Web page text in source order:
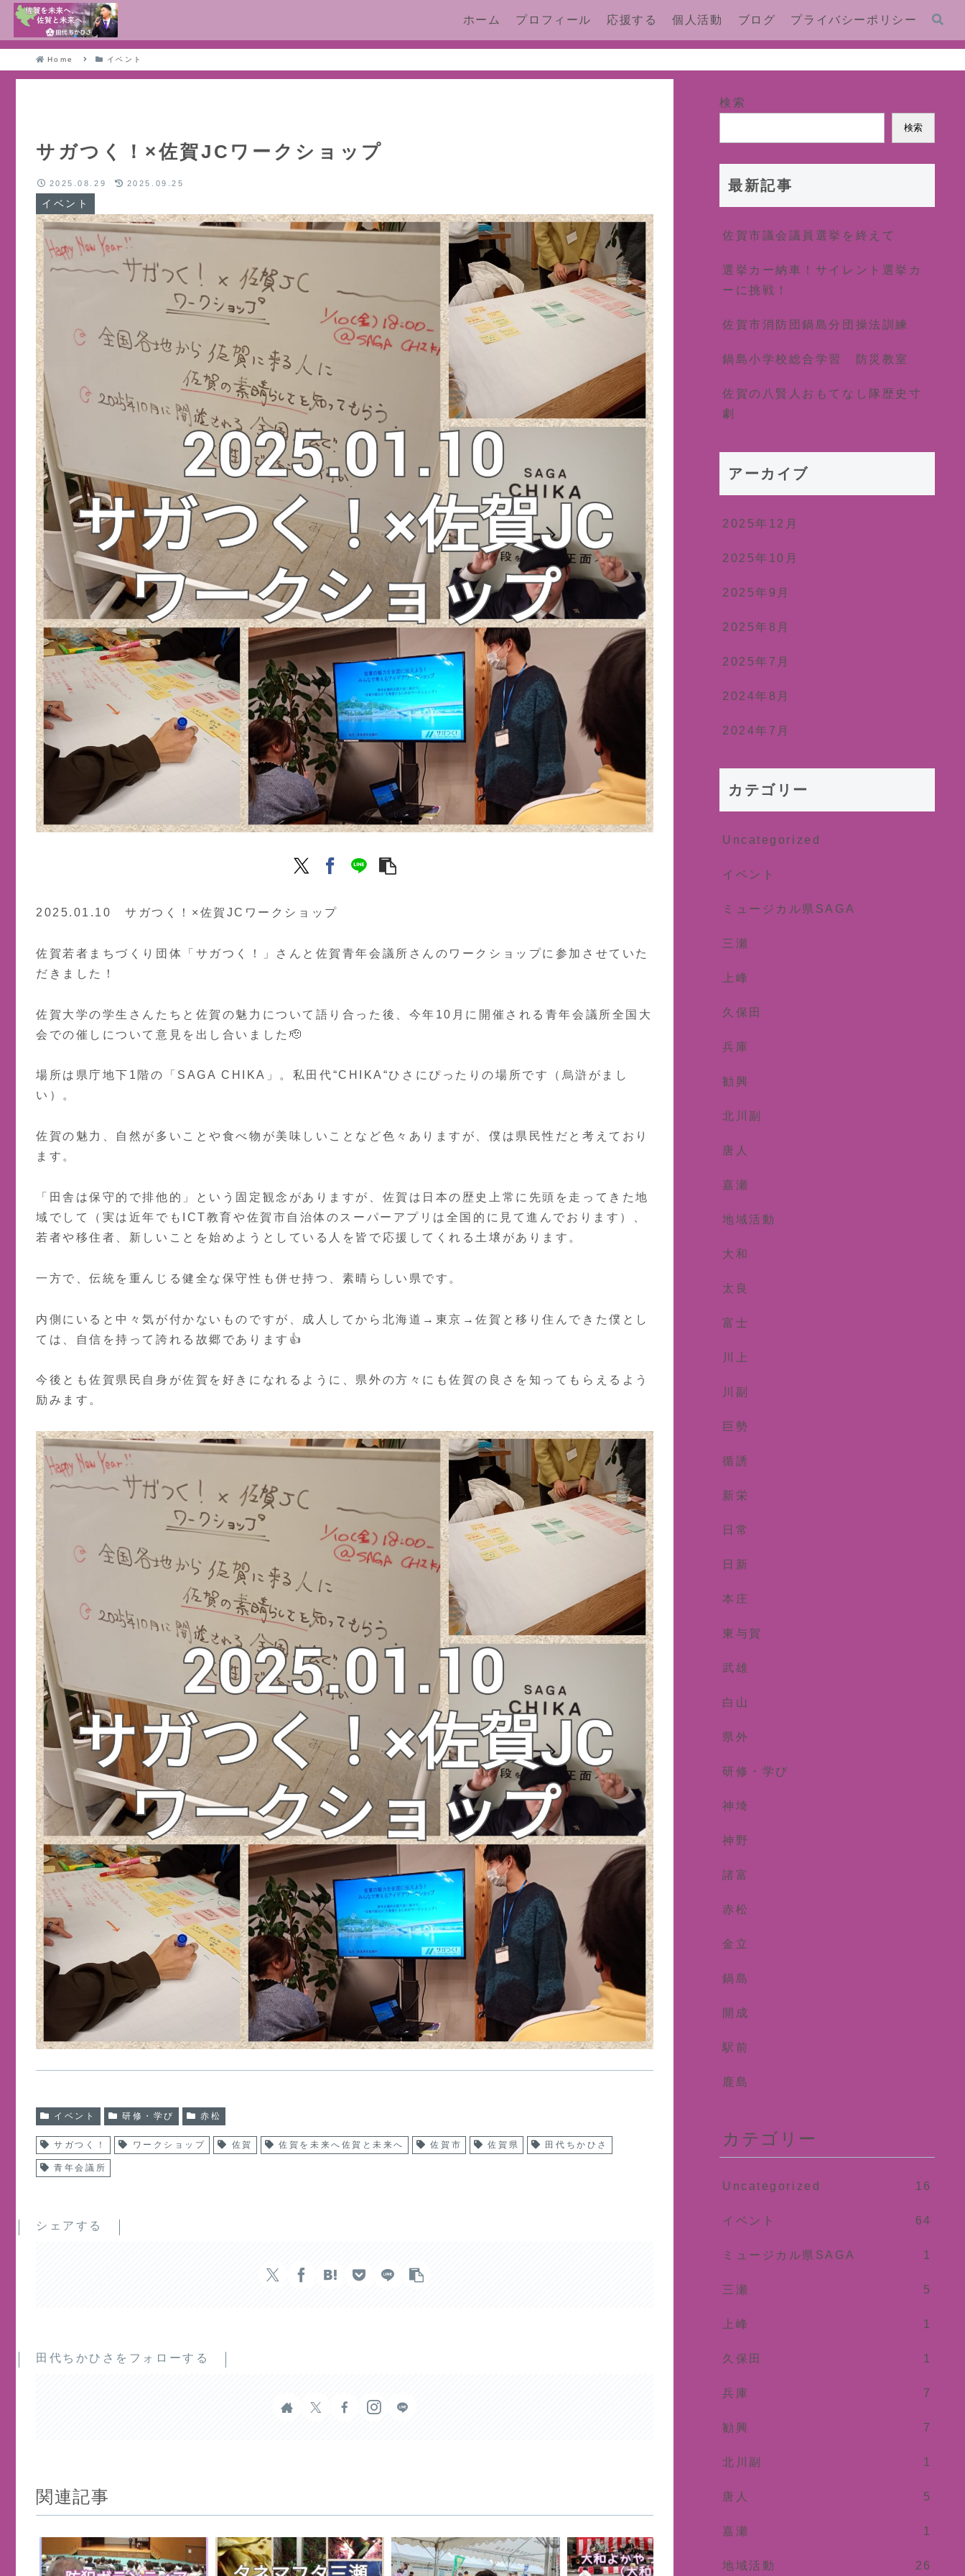
ホーム プロフィール 応援する 個人活動 ブログ プライバシーポリシー
Home イベント
サガつく！×佐賀JCワークショップ
イベント
2025.08.29 2025.09.25
2025.01.10 サガつく！×佐賀JCワークショップ
佐賀若者まちづくり団体「サガつく！」さんと佐賀青年会議所さんのワークショップに参加させていた
だきました！
佐賀大学の学生さんたちと佐賀の魅力について語り合った後、今年10月に開催される青年会議所全国大
会での催しについて意見を出し合いました🫡
場所は県庁地下1階の「SAGA CHIKA」。私田代“CHIKA“ひさにぴったりの場所です（烏滸がまし
い）。
佐賀の魅力、自然が多いことや食べ物が美味しいことなど色々ありますが、僕は県民性だと考えており
ます。
「田舎は保守的で排他的」という固定観念がありますが、佐賀は日本の歴史上常に先頭を走ってきた地
域でして（実は近年でもICT教育や佐賀市自治体のスーパーアプリは全国的に見て進んでおります）、
若者や移住者、新しいことを始めようとしている人を皆で応援してくれる土壌があります。
一方で、伝統を重んじる健全な保守性も併せ持つ、素晴らしい県です。
内側にいると中々気が付かないものですが、成人してから北海道→東京→佐賀と移り住んできた僕とし
ては、自信を持って誇れる故郷であります👍️
今後とも佐賀県民自身が佐賀を好きになれるように、県外の方々にも佐賀の良さを知ってもらえるよう
励みます。
イベント 研修・学び 赤松
サガつく！ ワークショップ 佐賀 佐賀を未来へ佐賀と未来へ 佐賀市 佐賀県 田代ちかひさ
青年会議所
シェアする
田代ちかひさをフォローする
関連記事
検索
検索
最新記事
佐賀市議会議員選挙を終えて
選挙カー納車！サイレント選挙カ
ーに挑戦！
佐賀市消防団鍋島分団操法訓練
鍋島小学校総合学習 防災教室
佐賀の八賢人おもてなし隊歴史寸
劇
アーカイブ
2025年12月
2025年10月
2025年9月
2025年8月
2025年7月
2024年8月
2024年7月
カテゴリー
Uncategorized
イベント
ミュージカル県SAGA
三瀬
上峰
久保田
兵庫
勧興
北川副
唐人
嘉瀬
地域活動
大和
太良
富士
川上
川副
巨勢
循誘
新栄
日常
日新
本庄
東与賀
武雄
白山
県外
研修・学び
神埼
神野
諸富
赤松
金立
鍋島
開成
駅前
鹿島
カテゴリー
Uncategorized 16
イベント 64
ミュージカル県SAGA 1
三瀬 5
上峰 1
久保田 1
兵庫 7
勧興 7
北川副 1
唐人 5
嘉瀬 1
地域活動 26